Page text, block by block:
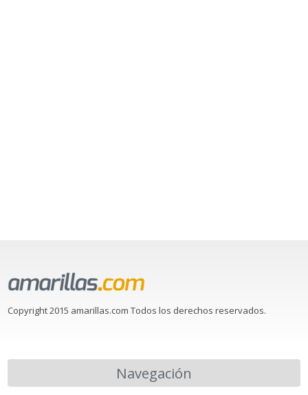
Copyright 2015 amarillas.com Todos los derechos reservados.
Navegación